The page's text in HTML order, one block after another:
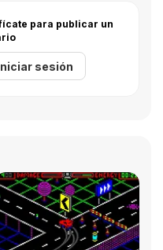
para publicar un
sesión